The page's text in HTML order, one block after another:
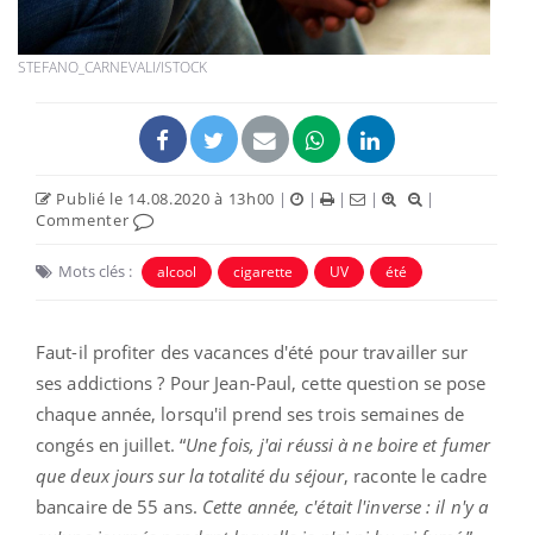
STEFANO_CARNEVALI/ISTOCK
Publié le 14.08.2020 à 13h00 | | | |
|
Commenter
Mots clés : alcool cigarette UV été
Faut-il profiter des vacances d'été pour travailler sur
ses addictions ? Pour Jean-Paul, cette question se pose
chaque année, lorsqu'il prend ses trois semaines de
congés en juillet. “Une fois, j'ai réussi à ne boire et fumer
que deux jours sur la totalité du séjour, raconte le cadre
bancaire de 55 ans. Cette année, c'était l'inverse : il n'y a